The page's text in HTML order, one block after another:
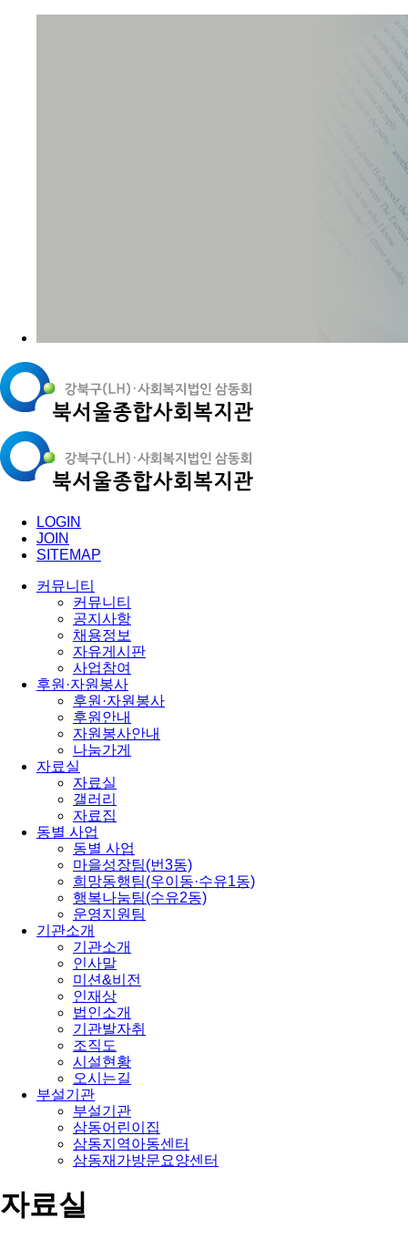
LOGIN
JOIN
SITEMAP
커뮤니티
커뮤니티
공지사항
채용정보
자유게시판
사업참여
후원·자원봉사
후원·자원봉사
후원안내
자원봉사안내
나눔가게
자료실
자료실
갤러리
자료집
동별 사업
동별 사업
마을성장팀(번3동)
희망동행팀(우이동·수유1동)
행복나눔팀(수유2동)
운영지원팀
기관소개
기관소개
인사말
미션&비전
인재상
법인소개
기관발자취
조직도
시설현황
오시는길
부설기관
부설기관
삼동어린이집
삼동지역아동센터
삼동재가방문요양센터
자료실